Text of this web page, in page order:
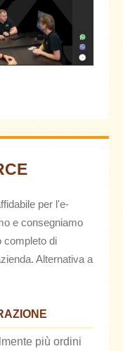
per l'e-
e consegniamo
completo di
Alternativa a
più ordini